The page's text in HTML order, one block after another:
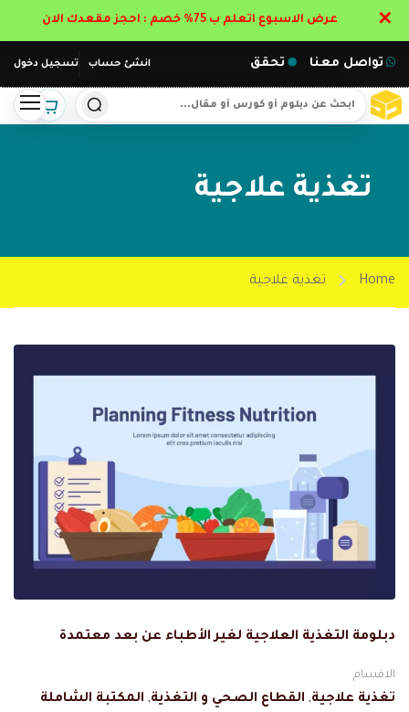
انشئ حساب تسجيل دخول تواصل معنا تحقق
تغذية علاجية
Home تغذية علاجية
دبلومة التغذية العلاجية لغير الأطباء عن بعد معتمدة
الاقسام
تغذية علاجية, القطاع الصحي و التغذية, المكتبة الشاملة
عرض الاسبوع اتعلم ب 75% خصم : احجز مقعدك الان ✕